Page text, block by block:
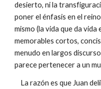
desierto, ni la
poner el énfasis en el
mismo (la vida que da
memorables cortos,
menudo en largos
parece pertenecer a un
La razón es que Juan